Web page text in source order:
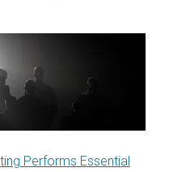
Performs Essential